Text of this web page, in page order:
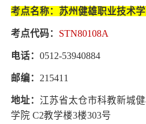
考点名称：苏州健雄职业技术
考点代码： STN80108A
电话： 0512-53940884
邮编： 215411
地址： 江苏省太仓市科教新城
学院 C2教学楼3楼303号